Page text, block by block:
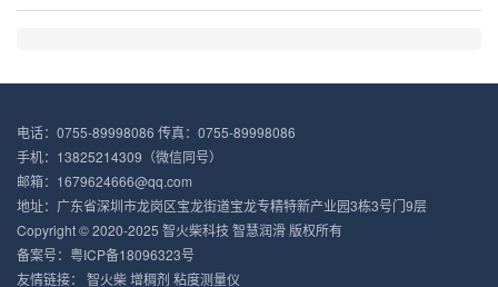
电话：0755-89998086 传真：0755-89998086
手机：13825214309（微信同号）
邮箱：1679624666@qq.com
地址：广东省深圳市龙岗区宝龙街道宝龙专精特新产业园3栋3号门9层
Copyright © 2020-2025 智火柴科技 智慧润滑 版权所有
备案号： 粤ICP备18096323号
友情链接： 智火柴增稠剂 粘度测量仪